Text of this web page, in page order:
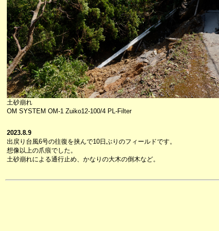
土砂崩れ
OM SYSTEM OM-1 Zuiko12-100/4 PL-Filter
2023.8.9
出戻り台風6号の往復を挟んで10日ぶりのフィールドです。
想像以上の爪痕でした。
土砂崩れによる通行止め、かなりの大木の倒木など。